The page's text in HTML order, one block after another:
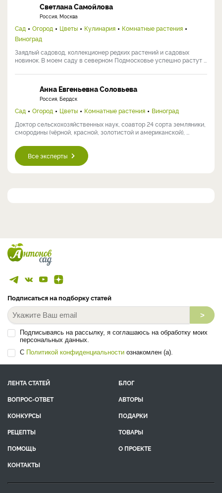
Светлана Самойлова
Россия, Москва
Сад Огород Цветы Кулинария
Комнатные растения
Виноград
Заядлый садовод, коллекционер редких растений и садовых
новинок. В моем саду в северном Подмосковье успешно растут ...
Анна Евгеньевна Соловьева
Россия, Бердск
Сад Огород Цветы Комнатные растения
Виноград
Доктор сельскохозяйственных наук, соавтор 24 сорта земляники,
смородины (чёрной, красной, золотистой и американской), ...
Все эксперты
Подписаться на подборку статей
>
Подписываясь на рассылку, я соглашаюсь на обработку моих
персональных данных.
С Политикой конфиденциальности ознакомлен (а).
ЛЕНТА СТАТЕЙ
БЛОГ
ВОПРОС-ОТВЕТ
АВТОРЫ
КОНКУРСЫ
ПОДАРКИ
РЕЦЕПТЫ
ТОВАРЫ
ПОМОЩЬ
О ПРОЕКТЕ
КОНТАКТЫ